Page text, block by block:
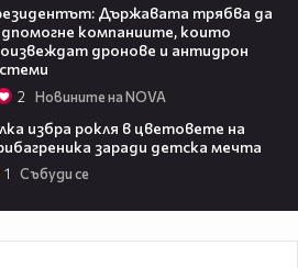
Държавата трябва да
компаниите, които
дронове и антидрон
2 Новините на NOVA
избра рокля в цветовете на
заради детска мечта
1 Събуди се